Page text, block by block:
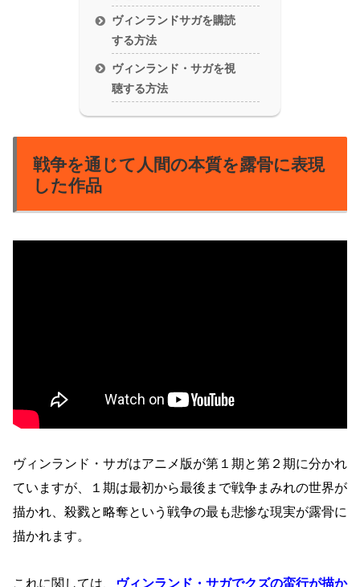
ヴィンランドサガを購読
する方法
ヴィンランド・サガを視
聴する方法
戦争を通じて人間の本質を露骨に表現
した作品
ヴィンランド・サガはアニメ版が第１期と第２期に分かれ
ていますが、１期は最初から最後まで戦争まみれの世界が
描かれ、殺戮と略奪という戦争の最も悲惨な現実が露骨に
描かれます。
これに関しては、 ヴィンランド・サガでクズの蛮行が描か